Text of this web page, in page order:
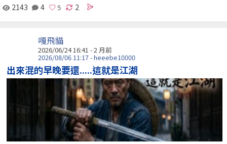
2143 4 2
嘎飛貓
2026/06/24 16:41 - 2 月前
2026/08/06 11:17 - heeebe10000
出來混的早晚要還.....這就是江湖